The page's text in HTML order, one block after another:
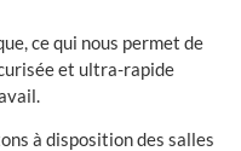
ce qui nous permet de
et ultra-rapide
à disposition des salles